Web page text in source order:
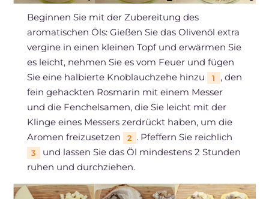
Beginnen Sie mit der Zubereitung des
aromatischen Öls: Gießen Sie das Olivenöl extra
vergine in einen kleinen Topf und erwärmen Sie
es leicht, nehmen Sie es vom Feuer und fügen
Sie eine halbierte Knoblauchzehe hinzu
1
, den
fein gehackten Rosmarin mit einem Messer
und die Fenchelsamen, die Sie leicht mit der
Klinge eines Messers zerdrückt haben, um die
Aromen freizusetzen
2 . Pfeffern Sie reichlich
3
und lassen Sie das Öl mindestens 2 Stunden
ruhen und durchziehen.